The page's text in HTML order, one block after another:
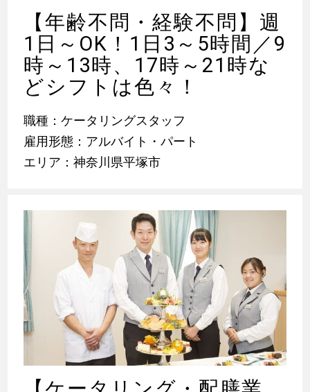
【年齢不問・経験不問】週
1日～OK！1日3～5時間／9
時～13時、17時～21時な
どシフトは色々！
職種：ケータリングスタッフ
雇用形態：アルバイト・パート
エリア：神奈川県平塚市